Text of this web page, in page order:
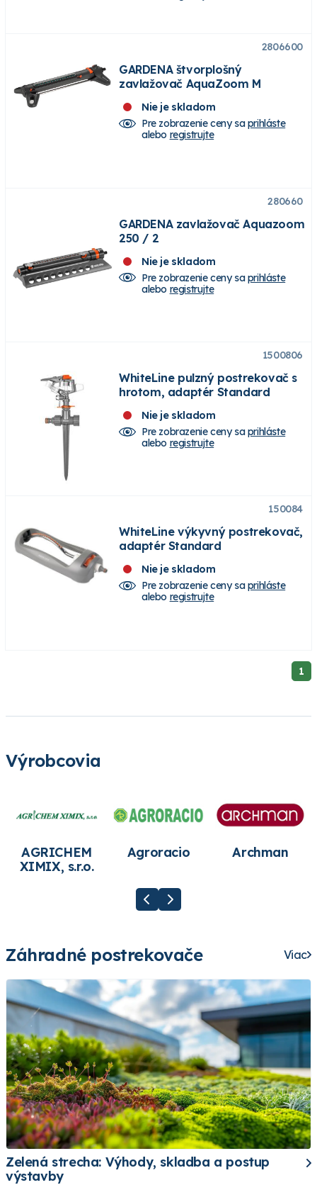
2806600
GARDENA štvorplošný
zavlažovač AquaZoom M
Nie je skladom
Pre zobrazenie ceny saprihláste
alebo registrujte
280660
GARDENA zavlažovač Aquazoom
250 / 2
Nie je skladom
Pre zobrazenie ceny saprihláste
alebo registrujte
1500806
WhiteLine pulzný postrekovač s
hrotom, adaptér Standard
Nie je skladom
Pre zobrazenie ceny saprihláste
alebo registrujte
150084
WhiteLine výkyvný postrekovač,
adaptér Standard
Nie je skladom
Pre zobrazenie ceny saprihláste
alebo registrujte
1
Výrobcovia
AGRICHEM
XIMIX, s.r.o.
Agroracio Archman
Záhradné postrekovače Viac
Zelená strecha: Výhody, skladba a postup
výstavby